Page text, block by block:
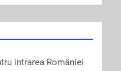
intrarea României